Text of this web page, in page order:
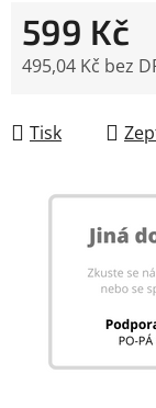
599 Kč
495,04 Kč bez
Tisk